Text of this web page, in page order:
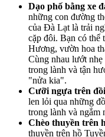
Dạo phố bằng xe
những con đường
của Đà Lạt là trải
cặp đôi. Bạn có thể
Hương, vườn hoa
Cùng nhau lướt
trong lành và tận
"nửa kia".
Cưỡi ngựa trên
len lỏi qua những
trong lành và ngắm
Chèo thuyền trên
thuyền trên hồ